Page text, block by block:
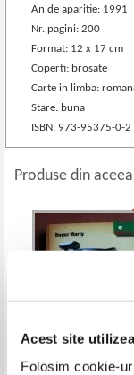
Acest site
Folosim cookie-
An de aparitie: 1991
Nr. pagini: 200
Format: 12 x 17 cm
Coperti: brosate
Carte in limba:
Stare: buna
ISBN: 973-95375-0-2
Produse din